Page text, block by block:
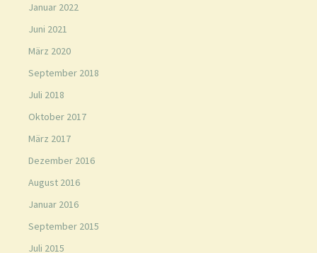
Januar 2022
Juni 2021
März 2020
September 2018
Juli 2018
Oktober 2017
März 2017
Dezember 2016
August 2016
Januar 2016
September 2015
Juli 2015